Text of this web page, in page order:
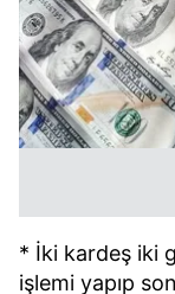
* İki kardeş iki
işlemi yapıp